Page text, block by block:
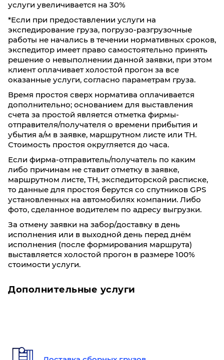
До 40 кг/ До 0,19 м³: 1710₽
Донецк Иваново
60 100 200 300
35,3 35,2 33,3 33,2
0,3 0,4 0,8 1,2
9580 9550 9220 8970
Фиксированные тарифы
До 5 кг/ До 0,03 м³: 810₽
До 20 кг/ До 0,1 м³: 1040₽
До 40 кг/ До 0,19 м³: 1550₽
Донецк Иркутск
60 100
53,4 53,3 52,2
Фиксированные тарифы
услуги увеличивается на 30%
*Если при предоставлении услуги на
экспедирование груза, погрузо-разгрузочные
работы не начались в течении нормативных сроков,
экспедитор имеет право самостоятельно принять
решение о невыполнении данной заявки, при этом
клиент оплачивает холостой прогон за все
оказанные услуги, согласно параметрам груза.
Время простоя сверх норматива оплачивается
дополнительно; основанием для выставления
счета за простой является отметка фирмы-
отправителя/получателя о времени прибытия и
убытия а/м в заявке, маршрутном листе или ТН.
Стоимость простоя округляется до часа.
Если фирма-отправитель/получатель по каким
либо причинам не ставит отметку в заявке,
маршрутном листе, ТН, экспедиторской расписке,
то данные для простоя берутся со спутников GPS
установленных на автомобилях компании. Либо
фото, сделанное водителем по адресу выгрузки.
За отмену заявки на забор/доставку в день
исполнения или в выходной день перед днём
исполнения (после формирования маршрута)
выставляется холостой прогон в размере 100%
стоимости услуги.
Дополнительные услуги